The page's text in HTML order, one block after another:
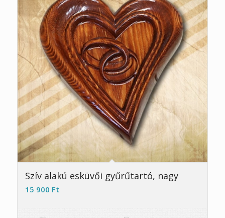
Szív alakú esküvői gyűrűtartó, nagy
15 900 Ft